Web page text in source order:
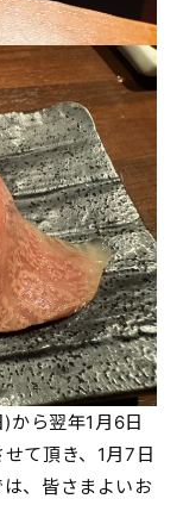
から翌年1月6日
て頂き、1月7日
、皆さまよいお